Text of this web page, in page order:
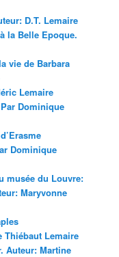
D.T. Lemaire
la Belle Epoque.
vie de Barbara
Lemaire
Dominique
Dominique
musée du Louvre:
Maryvonne
Lemaire
Auteur: Martine